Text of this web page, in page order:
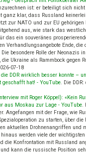
ist: er beteiligt sich
ganz klar, dass Russland
zur NATO und zur EU
aus, wie stark das
das ein souveränes
Verhandlungsangebote Ende, die
besondere Rolle der Neonazis
die Ukraine als Rammbock gegen
07-18
DDR wirklich besser konnte –
geschafft hat! - YouTube. Die
mit Roger Köppel): «Kein
aus Moskau zur Lage - YouTube.
Angefangen mit der Frage, wie
zu starten, über
aktuellen Drohnenangriffen und
werden viele der
die Konfrontation mit Russland
kann die russische Position